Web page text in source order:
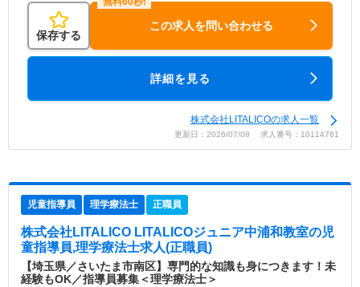
保存する
この求人を問い合わせる
詳細を見る
株式会社LITALICOの求人一覧
更新日：2026/07/08 求人番号：10114761
児童指導員 理学療法士 正職員
株式会社LITALICO LITALICOジュニア中浦和教室の児
童指導員,理学療法士求人(正職員)
【埼玉県／さいたま市南区】専門的な知識も身につきます！未
経験もOK／指導員募集＜理学療法士＞